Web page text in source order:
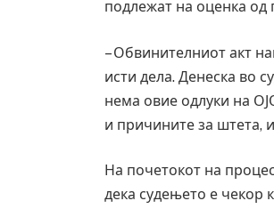
подлежат на оценка од
– Обвинителниот акт
исти дела. Денеска во
нема овие одлуки на
и причините за штета,
На почетокот на
дека судењето е чекор
за
JULY 29, 2026